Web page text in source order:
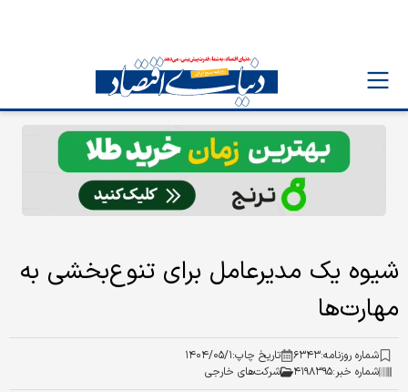
شیوه یک مدیرعامل برای تنوع‌‌‌بخشی به
مهارت‌‌‌ها
شماره روزنامه:۶۳۴۳ تاریخ چاپ:۱۴۰۴/۰۵/۱
شماره خبر:۴۱۹۸۳۹۵ شرکت‌های خارجی